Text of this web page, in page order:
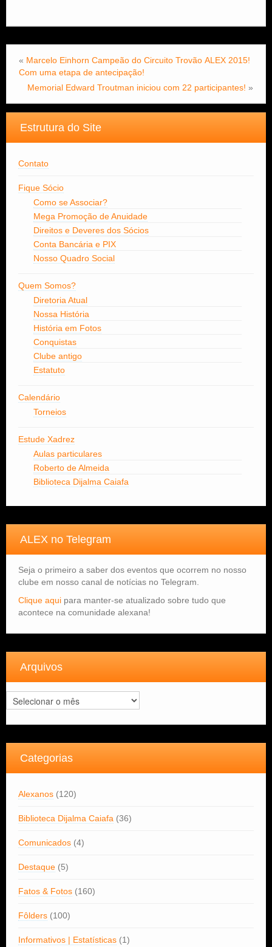
« Marcelo Einhorn Campeão do Circuito Trovão ALEX 2015!
Com uma etapa de antecipação!
Memorial Edward Troutman iniciou com 22 participantes! »
Estrutura do Site
Contato
Fique Sócio
Como se Associar?
Mega Promoção de Anuidade
Direitos e Deveres dos Sócios
Conta Bancária e PIX
Nosso Quadro Social
Quem Somos?
Diretoria Atual
Nossa História
História em Fotos
Conquistas
Clube antigo
Estatuto
Calendário
Torneios
Estude Xadrez
Aulas particulares
Roberto de Almeida
Biblioteca Dijalma Caiafa
ALEX no Telegram
Seja o primeiro a saber dos eventos que ocorrem no nosso
clube em nosso canal de notícias no Telegram.
Clique aqui para manter-se atualizado sobre tudo que
acontece na comunidade alexana!
Arquivos
Arquivos
Categorias
Alexanos (120)
Biblioteca Dijalma Caiafa (36)
Comunicados (4)
Destaque (5)
Fatos & Fotos (160)
Fôlders (100)
Informativos | Estatísticas (1)